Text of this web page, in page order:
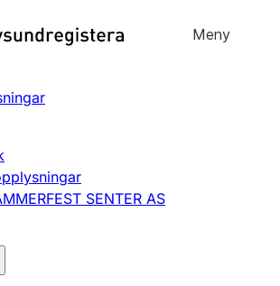
til
Meny
slette
SENTER AS